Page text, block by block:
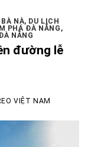
NÀ, DU LỊCH
PHÁ ĐÀ NẴNG ,
NẴNG
đường lễ
VIỆT NAM